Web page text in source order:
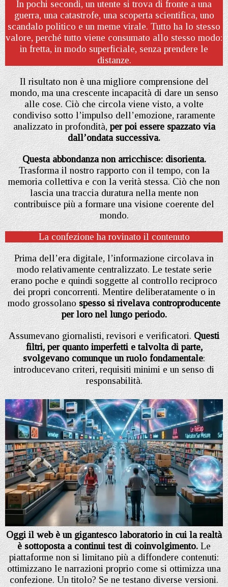
In pochi secondi, un utente si trova di fronte a una
guerra, una catastrofe, una scoperta scientifica, uno
scandalo politico e un meme virale. Tutto ha lo stesso
valore, perché tutto viene consumato allo stesso modo:
in fretta, in modo superficiale, senza prendere le
distanze.
Il risultato non è una migliore comprensione del
mondo, ma una crescente incapacità di dare un senso
alle cose. Ciò che circola viene visto, a volte
condiviso sotto l’impulso dell’emozione, raramente
analizzato in profondità,per poi essere spazzato via
dall’ondata successiva.
Questa abbondanza non arricchisce: disorienta.
Trasforma il nostro rapporto con il tempo, con la
memoria collettiva e con la verità stessa. Ciò che non
lascia una traccia duratura nella mente non
contribuisce più a formare una visione coerente del
mondo.
La confezione ha rovinato il contenuto
Prima dell’era digitale, l’informazione circolava in
modo relativamente centralizzato. Le testate serie
erano poche e quindi soggette al controllo reciproco
dei propri concorrenti. Mentire deliberatamente o in
modo grossolanospesso si rivelava controproducente
per loro nel lungo periodo.
Assumevano giornalisti, revisori e verificatori.Questi
filtri, per quanto imperfetti e talvolta di parte,
svolgevano comunque un ruolo fondamentale:
introducevano criteri, requisiti minimi e un senso di
responsabilità.
Oggi il web è un gigantesco laboratorio in cui la realtà
è sottoposta a continui test di coinvolgimento.Le
piattaforme non si limitano più a diffondere contenuti:
ottimizzano le narrazioni proprio come si ottimizza una
confezione. Un titolo? Se ne testano diverse versioni.